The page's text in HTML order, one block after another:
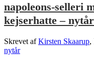
napoleons-selleri
kejserhatte –
Skrevet afKirsten Skaarup,
nytår